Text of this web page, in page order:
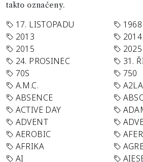
takto označeny.
17. LISTOPADU
1968
2013
2014
2015
2025
24. PROSINEC
31.
70S
750
A.M.C.
ABSENCE
ACTIVE DAY
ADVENT
AEROBIC
AFRIKA
AI